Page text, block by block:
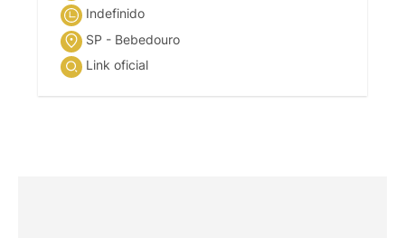
Indefinido
SP - Bebedouro
Link oficial